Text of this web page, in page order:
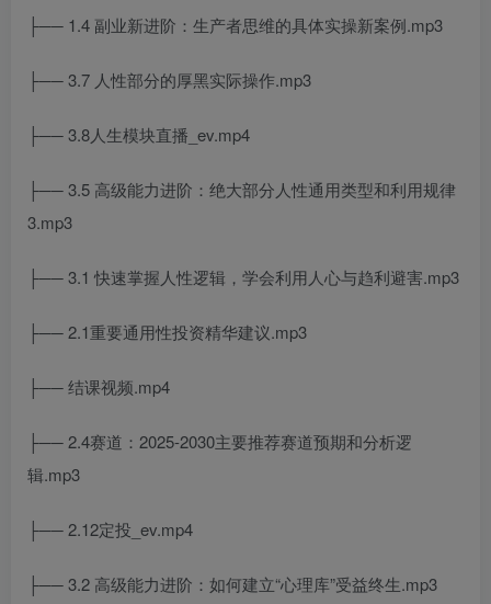
├── 1.4 副业新进阶：生产者思维的具体实操新案例.mp3
├── 3.7 人性部分的厚黑实际操作.mp3
├── 3.8人生模块直播_ev.mp4
├── 3.5 高级能力进阶：绝大部分人性通用类型和利用规律
3.mp3
├── 3.1 快速掌握人性逻辑，学会利用人心与趋利避害.mp3
├── 2.1重要通用性投资精华建议.mp3
├── 结课视频.mp4
├── 2.4赛道：2025-2030主要推荐赛道预期和分析逻
辑.mp3
├── 2.12定投_ev.mp4
├── 3.2 高级能力进阶：如何建立“心理库”受益终生.mp3